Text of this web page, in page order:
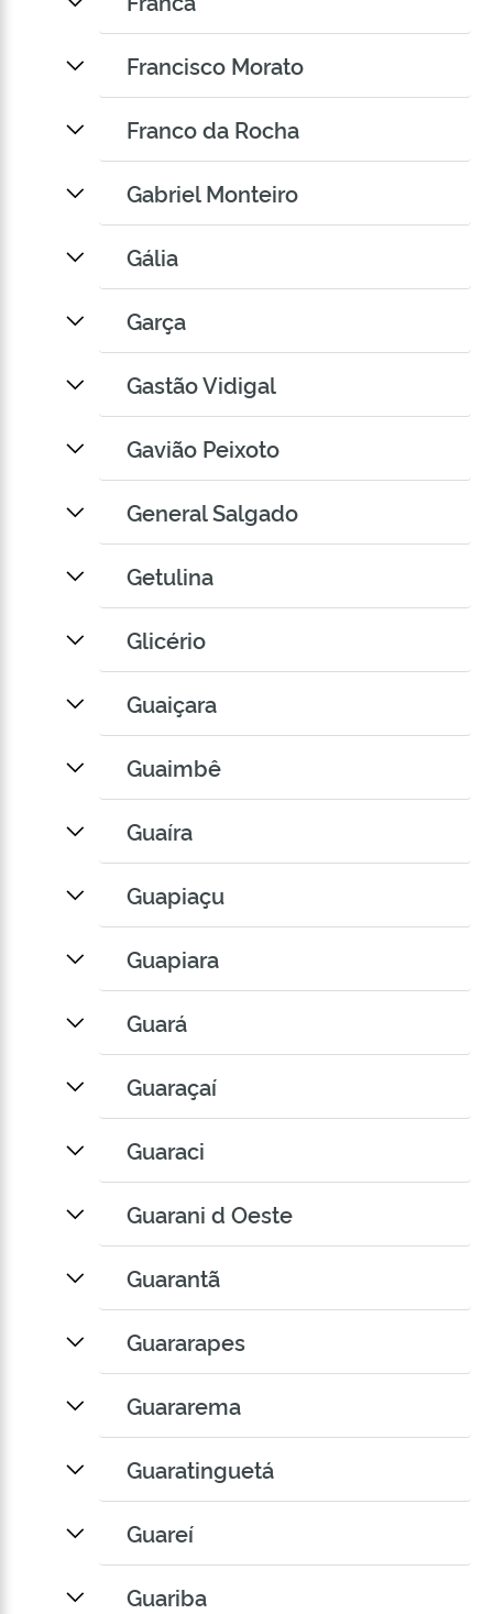
Francisco Morato
Franco da Rocha
Gabriel Monteiro
Gália
Garça
Gastão Vidigal
Gavião Peixoto
General Salgado
Getulina
Glicério
Guaiçara
Guaimbê
Guaíra
Guapiaçu
Guapiara
Guará
Guaraçaí
Guaraci
Guarani d Oeste
Guarantã
Guararapes
Guararema
Guaratinguetá
Guareí
Guariba